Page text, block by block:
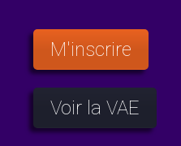
M'inscrire
Voir la VAE